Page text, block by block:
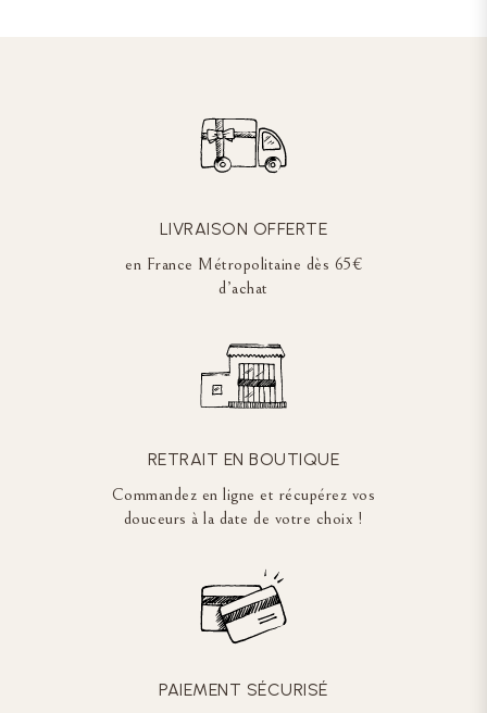
LIVRAISON OFFERTE
en France Métropolitaine dès 65€
d’achat
RETRAIT EN BOUTIQUE
Commandez en ligne et récupérez vos
douceurs à la date de votre choix !
PAIEMENT SÉCURISÉ